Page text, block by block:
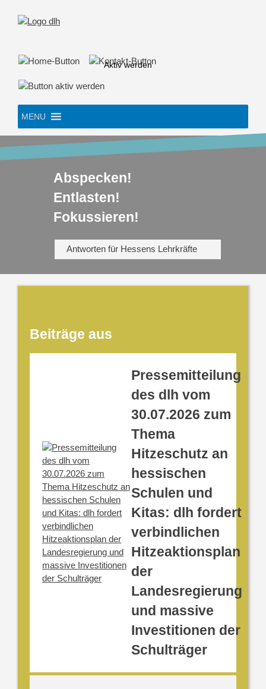
Aktiv werden
MENU
Abspecken!
Entlasten!
Fokussieren!
Antworten für Hessens Lehrkräfte
Beiträge aus
Pressemitteilung
des dlh vom
30.07.2026 zum
Thema
Hitzeschutz an
hessischen
Schulen und
Kitas: dlh fordert
verbindlichen
Hitzeaktionsplan
der
Landesregierung
und massive
Investitionen der
Schulträger